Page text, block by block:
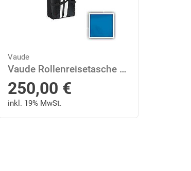
Vaude
Vaude Rollenreisetasche mit 2 Rollen Rotuma 90 New Islands L Blau
250,00 €
inkl. 19% MwSt.